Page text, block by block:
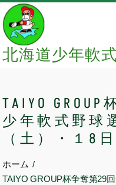
Skip
to
content
北海道少年軟
TAIYO
少年軟式野球
（土）・１8
ホーム
TAIYO GROUP杯争奪第29